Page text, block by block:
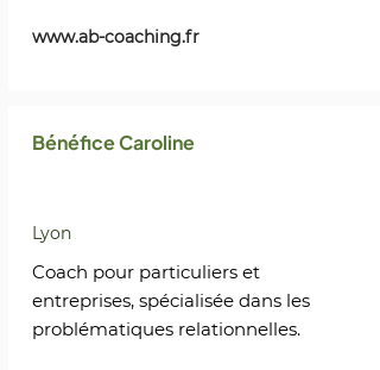
www.ab-coaching.fr
Bénéfice Caroline
Lyon
Coach pour particuliers et
entreprises, spécialisée dans les
problématiques relationnelles.